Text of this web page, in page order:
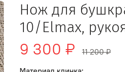
Нож для
10/Elmax,
9 300 ₽
11 200 ₽